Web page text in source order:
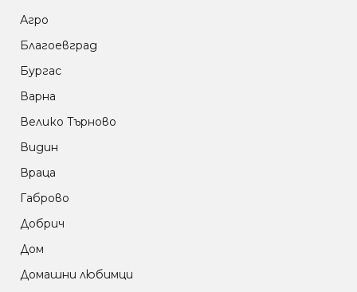
Агро
Благоевград
Бургас
Варна
Велико Търново
Видин
Враца
Габрово
Добрич
Дом
Домашни любимци